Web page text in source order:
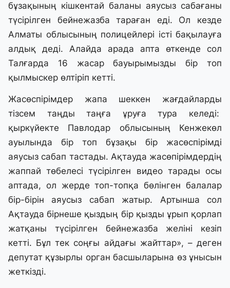
бұзақының кішкентай баланы аяусыз сабағаны
түсірілген бейнежазба тараған еді. Ол кезде
Алматы облысының полицейлері істі бақылауға
алдық деді. Алайда арада апта өткенде сол
Талғарда 16 жасар бауырымызды бір топ
қылмыскер өлтіріп кетті.
Жасөспірімдер жапа шеккен жағдайларды
тізсем таңды таңға ұруға тура келеді:
қыркүйекте Павлодар облысының Кенжекөл
ауылында бір топ бұзақы бір жасөспірімді
аяусыз сабап тастады. Ақтауда жасөпірімдердің
жаппай төбелесі түсірілген видео тарады осы
аптада, ол жерде топ-топқа бөлінген балалар
бір-бірін аяусыз сабап жатыр. Артынша сол
Ақтауда бірнеше қыздың бір қызды ұрып қорлап
жатқаны түсірілген бейнежазба желіні кезіп
кетті. Бұл тек соңғы айдағы жайттар», – деген
депутат құзырлы орган басшыларына өз ұнысын
жеткізді.